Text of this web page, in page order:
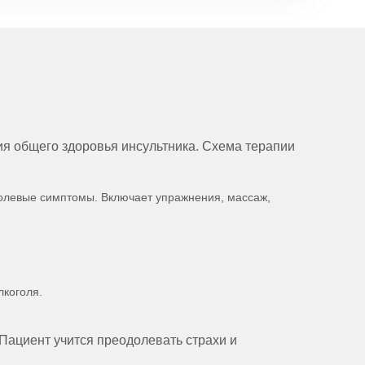
общего здоровья инсультника. Схема терапии
симптомы. Включает упражнения, массаж,
учится преодолевать страхи и